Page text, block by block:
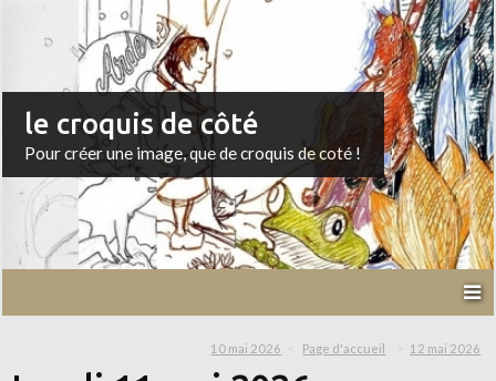
le croquis de côté
Pour créer une image, que de croquis de coté !
10 mai 2026 Page d'accueil 12 mai 2026